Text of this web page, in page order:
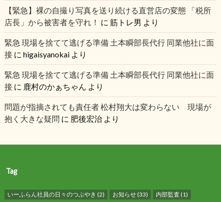
【緊急】裸の自撮り写真を送り続ける直営店の変態 「税所
店長」から被害者を守れ！ に 筋トレ男 より
緊急 現場を捨てて逃げる準備 土本瞬部長代行 同業他社に面
接に higaisyanokaiより
緊急 現場を捨てて逃げる準備 土本瞬部長代行 同業他社に面
接に 鹿村のかぁちゃん より
問題が指摘されても責任者 松村翔大は変わらない 現場が
抱く大きな疑問 に 肥後宏治より
Tag
いーふらん社員の日々のつぶやき (2) お知らせ(33) 内部監査 (1)